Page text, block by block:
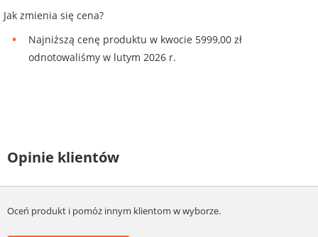
Jak zmienia się cena?
Najniższą cenę produktu w kwocie 5999,00 zł
odnotowaliśmy w lutym 2026 r.
Opinie klientów
Oceń produkt i pomóż innym klientom w wyborze.